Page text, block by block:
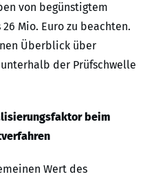
von begünstigtem
Mio. Euro zu beachten.
Überblick über
der Prüfschwelle
beim
Wert des